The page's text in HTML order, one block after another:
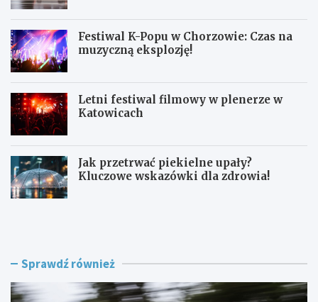
Festiwal K-Popu w Chorzowie: Czas na
muzyczną eksplozję!
Letni festiwal filmowy w plenerze w
Katowicach
Jak przetrwać piekielne upały?
Kluczowe wskazówki dla zdrowia!
L
K
t
F
w
l
Sprawdź również